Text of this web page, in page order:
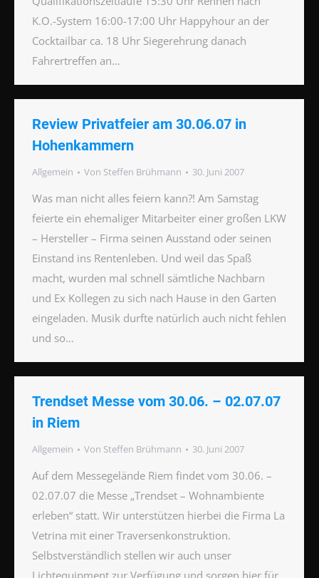
K.O.-System 16:00-17:00 Uhr Happyhour an der
Cocktailbar ca. 18 Uhr Siegerehrung danach
Fahrertreffen an…
Review Privatfeier am 30.06.07 in
Hohenkammern
Allgemein Von Steffen Brühmann 30. Juni 2007
Was man nicht alles feiern kann?! Am Samstag
feierte ein ehemaliger Mitarbeiter einer großen LKW
– Hersteller – Firma seinen Ausstand oder seinen
Einstand ins Rentenleben. Und weil das Spaß
macht, wurden mal schnell sämtliche Nachbarn
und Ex Kollegen zu sich nach Hause in den Garten
eingeladen. Musik durfte natürlich auch nicht fehlen
und so…
Trendset Messe vom 30.06. – 02.07.07
in Riem
Allgemein Von Steffen Brühmann 30. Juni 2007
Auf dem Messegelände Riem findet vom 30.06. –
02.07.07 die Messe „Trendset – Wohnambiente
erleben“ statt. Wir unterstützen hierbei die Firma La
Vetrina mit einer Traversenkonstruktion.
Selbstverständlich stellen wir auch unser
Lichtequipment zur Verfügung und sorgen hier für